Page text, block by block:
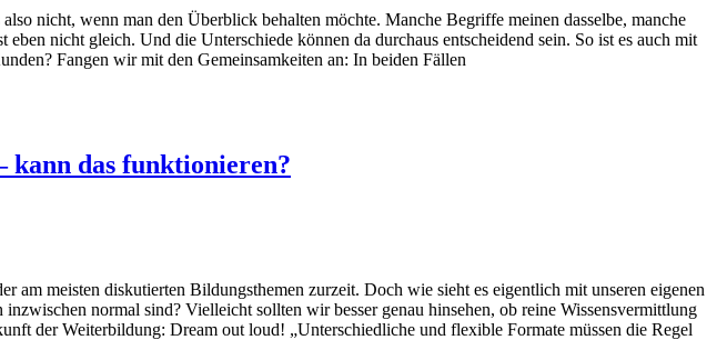
nicht, wenn man den Überblick behalten möchte. Manche Begriffe meinen dasselbe, manche
nicht gleich. Und die Unterschiede können da durchaus entscheidend sein. So ist es auch mit
Fangen wir mit den Gemeinsamkeiten an: In beiden Fällen
das funktionieren?
meisten diskutierten Bildungsthemen zurzeit. Doch wie sieht es eigentlich mit unseren eigenen
normal sind? Vielleicht sollten wir besser genau hinsehen, ob reine Wissensvermittlung
der Weiterbildung: Dream out loud! „Unterschiedliche und flexible Formate müssen die Regel